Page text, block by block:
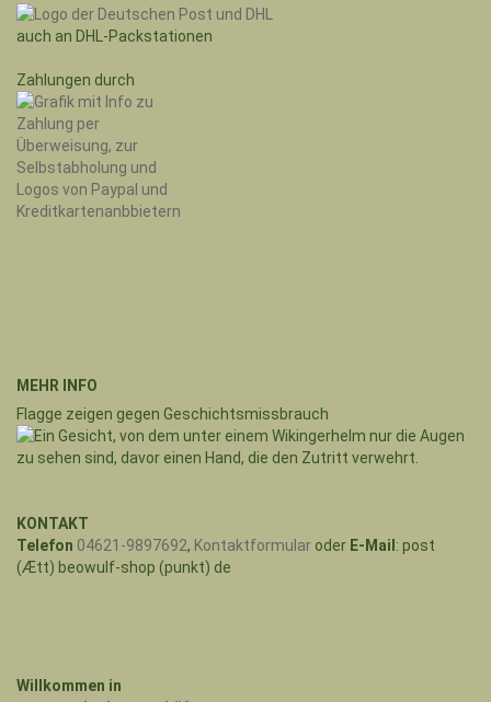
auch an DHL-Packstationen
Zahlungen durch
MEHR INFO
Flagge zeigen gegen Geschichtsmissbrauch
KONTAKT
Telefon 04621-9897692, Kontaktformular oder E-Mail : post
(Ætt) beowulf-shop (punkt) de
Willkommen in